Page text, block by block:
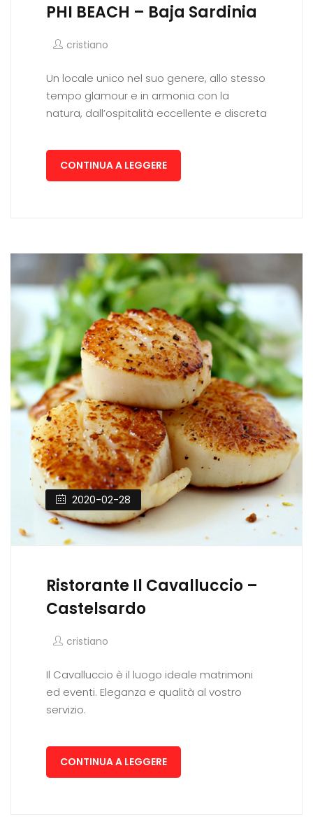
PHI BEACH – Baja Sardinia
cristiano
Un locale unico nel suo genere, allo stesso
tempo glamour e in armonia con la
natura, dall’ospitalità eccellente e discreta
CONTINUA A LEGGERE
2020-02-28
Ristorante Il Cavalluccio –
Castelsardo
cristiano
Il Cavalluccio è il luogo ideale matrimoni
ed eventi. Eleganza e qualità al vostro
servizio.
CONTINUA A LEGGERE